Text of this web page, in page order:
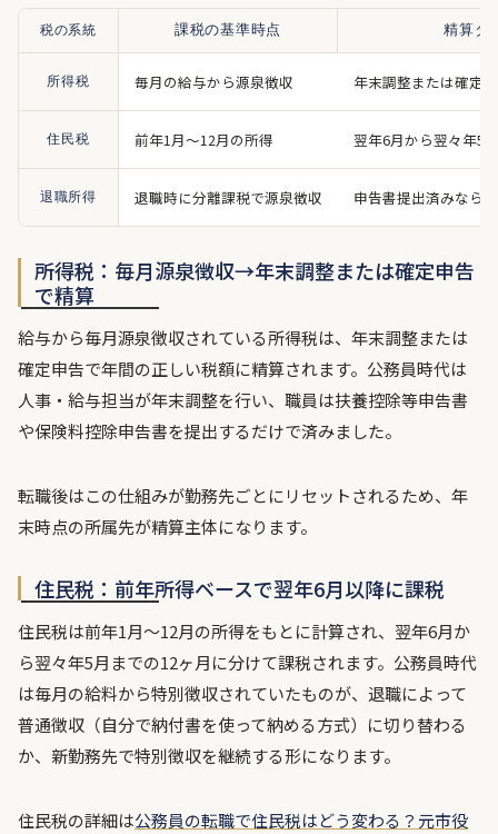
税の系統 課税の基準時点 精算タ
所得税 毎月の給与から源泉徴収 年末調整または確定
住民税 前年1月〜12月の所得 翌年6月から翌々年5
退職所得 退職時に分離課税で源泉徴収 申告書提出済みなら
所得税：毎月源泉徴収→年末調整または確定申告
で精算
給与から毎月源泉徴収されている所得税は、年末調整または
確定申告で年間の正しい税額に精算されます。公務員時代は
人事・給与担当が年末調整を行い、職員は扶養控除等申告書
や保険料控除申告書を提出するだけで済みました。
転職後はこの仕組みが勤務先ごとにリセットされるため、年
末時点の所属先が精算主体になります。
住民税：前年所得ベースで翌年6月以降に課税
住民税は前年1月〜12月の所得をもとに計算され、翌年6月か
ら翌々年5月までの12ヶ月に分けて課税されます。公務員時代
は毎月の給料から特別徴収されていたものが、退職によって
普通徴収（自分で納付書を使って納める方式）に切り替わる
か、新勤務先で特別徴収を継続する形になります。
住民税の詳細は公務員の転職で住民税はどう変わる？元市役